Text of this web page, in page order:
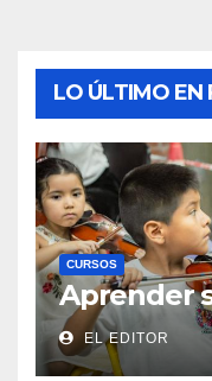
LO ÚLTIMO EN
CURSOS
Aprender
EL EDITOR